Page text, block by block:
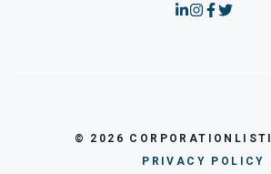
© 2026
PRIVACY POLICY